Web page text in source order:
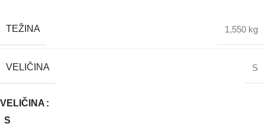
TEŽINA 1,550 kg
VELIČINA S
VELIČINA
S